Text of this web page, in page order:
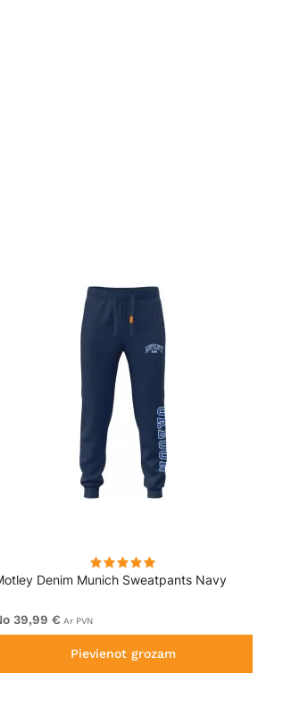
Denim Munich Sweatpants Navy
39,99 € Ar PVN
Pievienot grozam